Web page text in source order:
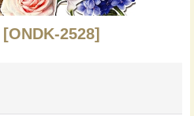
[ONDK-2528]